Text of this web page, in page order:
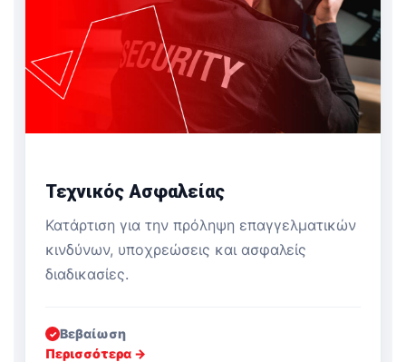
Τεχνικός Ασφαλείας
Κατάρτιση για την πρόληψη επαγγελματικών
κινδύνων, υποχρεώσεις και ασφαλείς
διαδικασίες.
✓ Βεβαίωση
Περισσότερα →